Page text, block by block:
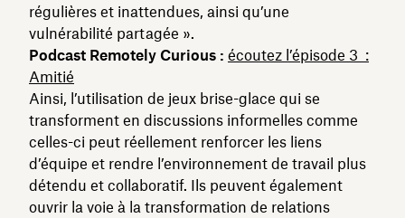
régulières et inattendues, ainsi qu’une
vulnérabilité partagée ».
Podcast Remotely Curious : écoutez l’épisode 3 :
Amitié
Ainsi, l’utilisation de jeux brise-glace qui se
transforment en discussions informelles comme
celles-ci peut réellement renforcer les liens
d’équipe et rendre l’environnement de travail plus
détendu et collaboratif. Ils peuvent également
ouvrir la voie à la transformation de relations